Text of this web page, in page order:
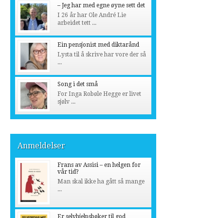
– Jeg har med egne øyne sett det
I 26 år har Ole André Lie
arbeidet tett ...
Ein pensjonist med diktarånd
Lysta til å skrive har vore der så
...
Song i det små
For Inga Robøle Hegge er livet
sjølv ...
Anmeldelser
Frans av Assisi – en helgen for
vår tid?
Man skal ikke ha gått så mange
...
Er selvhjelpsbøker til god